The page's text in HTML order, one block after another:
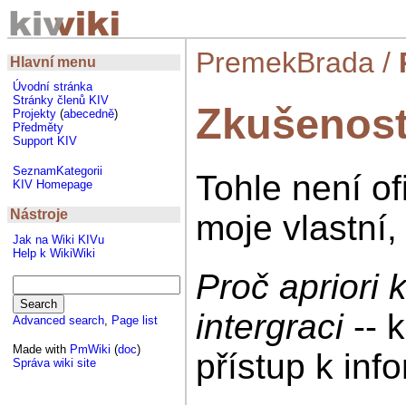
Hlavní menu
Úvodní stránka
Stránky členů KIV
Projekty (abecedně)
Předměty
Support KIV
SeznamKategorii
KIV Homepage
Nástroje
Jak na Wiki KIVu
Help k WikiWiki
Advanced search, Page list
Made with PmWiki (doc)
Správa wiki site
PremekBrada /
Tohle není
moje
Proč apriori
intergraci --
přístup k